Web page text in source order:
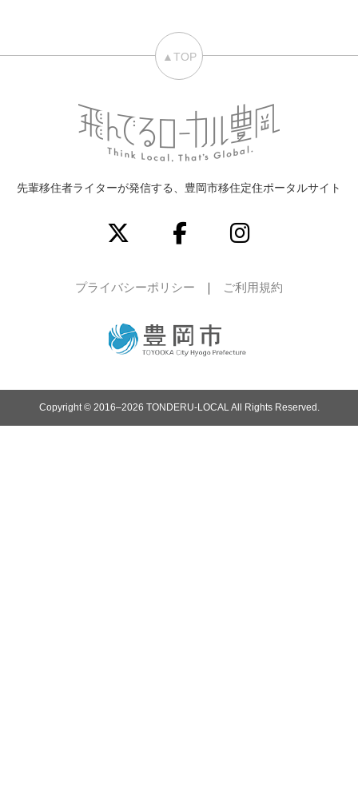
先輩移住者ライターが発信する、豊岡市移住定住ポータルサイト
プライバシーポリシー ご利用規約
Copyright © 2016–2026 TONDERU-LOCAL All Rights Reserved.
▲TOP